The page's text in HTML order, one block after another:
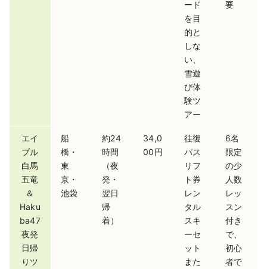
ード
を目
的と
しな
い、
雪遊
び体
験ツ
アー
要
エイ
ブル
白馬
五竜
＆
Haku
ba47
夜発
日帰
りツ
船
橋・
東
京・
池袋
約24
時間
（夜
発・
翌日
帰
着）
34,0
00円
往復
バス
リフ
ト券
レン
タル
スキ
ーセ
ット
また
6名
限定
の少
人数
レッ
スン
付き
で、
初心
者で